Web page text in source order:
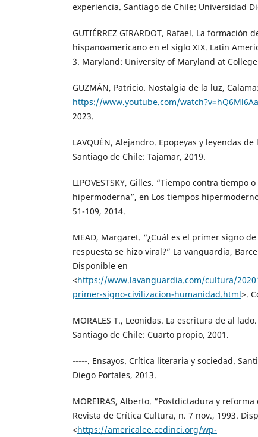
experiencia. Santiago de Chile: Universidad
GUTIÉRREZ GIRARDOT, Rafael. La formación
hispanoamericano en el siglo XIX. Latin
3. Maryland: University of Maryland at College
GUZMÁN, Patricio. Nostalgia de la luz,
https://www.youtube.com/
2023.
LAVQUÉN, Alejandro. Epopeyas y leyendas
Santiago de Chile: Tajamar, 2019.
LIPOVESTSKY, Gilles. “Tiempo contra tiempo
hipermoderna”, en Los tiempos
51-109, 2014.
MEAD, Margaret. “¿Cuál es el primer signo
respuesta se hizo viral?” La vanguardia,
Disponible en
<https://www.lavanguardia.com/cultura/
primer-signo-civilizacion-humanidad.html>.
MORALES T., Leonidas. La escritura de al
Santiago de Chile: Cuarto propio, 2001.
-----. Ensayos. Crítica literaria y sociedad.
Diego Portales, 2013.
MOREIRAS, Alberto. “Postdictadura y
Revista de Crítica Cultura, n. 7 nov., 1993.
<https://americalee.cedinci.org/wp-